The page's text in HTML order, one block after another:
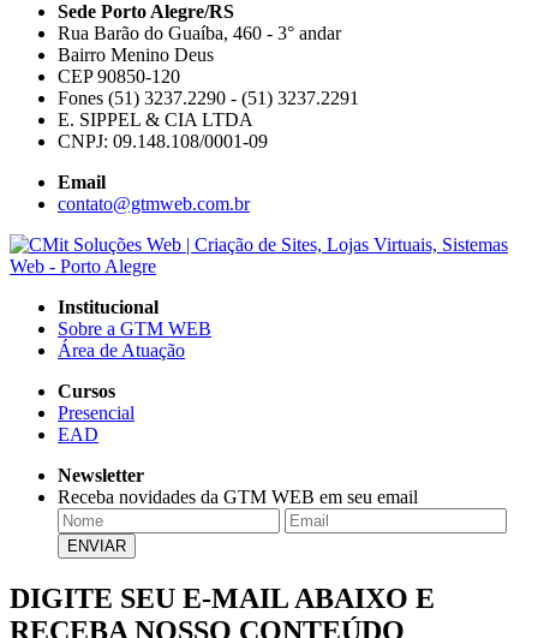
Sede Porto Alegre/RS
Rua Barão do Guaíba, 460 - 3° andar
Bairro Menino Deus
CEP 90850-120
Fones (51) 3237.2290 - (51) 3237.2291
E. SIPPEL & CIA LTDA
CNPJ: 09.148.108/0001-09
Email
contato@gtmweb.com.br
Institucional
Sobre a GTM WEB
Área de Atuação
Cursos
Presencial
EAD
Newsletter
Receba novidades da GTM WEB em seu email
DIGITE SEU E-MAIL ABAIXO E
RECEBA NOSSO CONTEÚDO